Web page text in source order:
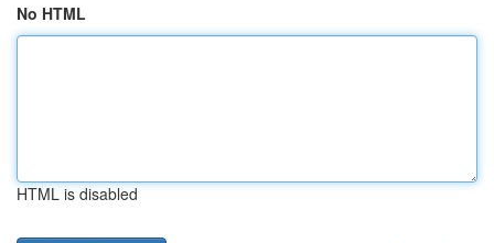
No HTML
HTML is disabled